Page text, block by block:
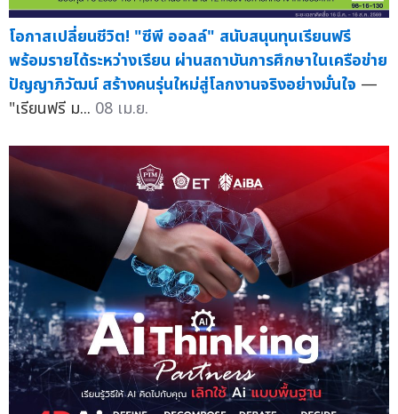
โอกาสเปลี่ยนชีวิต! "ซีพี ออลล์" สนับสนุนทุนเรียนฟรี
พร้อมรายได้ระหว่างเรียน ผ่านสถาบันการศึกษาในเครือข่าย
ปัญญาภิวัฒน์ สร้างคนรุ่นใหม่สู่โลกงานจริงอย่างมั่นใจ —
"เรียนฟรี ม... 08 เม.ย.